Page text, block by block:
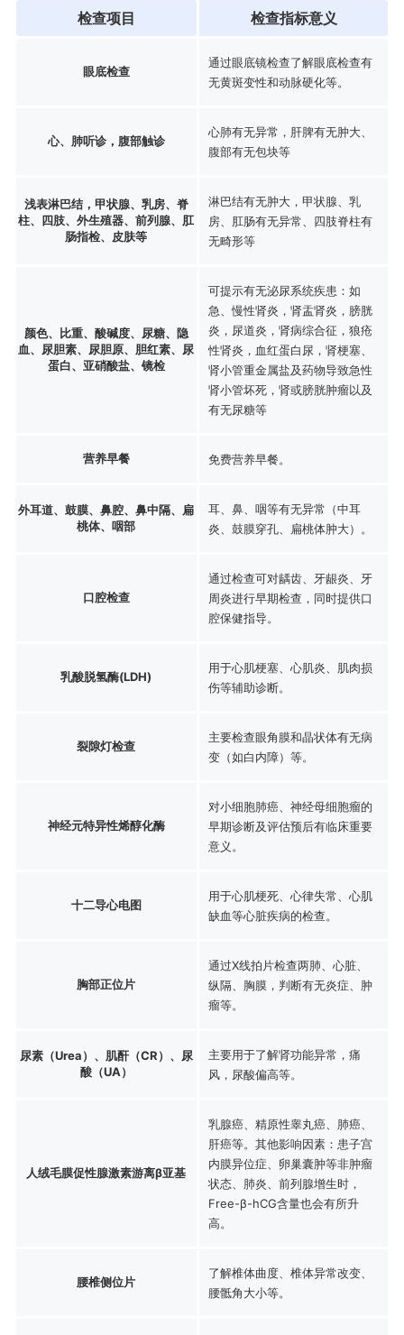
检查项目 检查指标意义
眼底检查
通过眼底镜检查了解眼底检查有
无黄斑变性和动脉硬化等。
心、肺听诊，腹部触诊
心肺有无异常，肝脾有无肿大、
腹部有无包块等
浅表淋巴结，甲状腺、乳房、脊
柱、四肢、外生殖器、前列腺、肛
肠指检、皮肤等
淋巴结有无肿大，甲状腺、乳
房、肛肠有无异常、四肢脊柱有
无畸形等
颜色、比重、酸碱度、尿糖、隐
血、尿胆素、尿胆原、胆红素、尿
蛋白、亚硝酸盐、镜检
可提示有无泌尿系统疾患：如
急、慢性肾炎，肾盂肾炎，膀胱
炎，尿道炎，肾病综合征，狼疮
性肾炎，血红蛋白尿，肾梗塞、
肾小管重金属盐及药物导致急性
肾小管坏死，肾或膀胱肿瘤以及
有无尿糖等
营养早餐 免费营养早餐。
外耳道、鼓膜、鼻腔、鼻中隔、扁
桃体、咽部
耳、鼻、咽等有无异常（中耳
炎、鼓膜穿孔、扁桃体肿大）。
口腔检查
通过检查可对龋齿、牙龈炎、牙
周炎进行早期检查，同时提供口
腔保健指导。
乳酸脱氢酶(LDH)
用于心肌梗塞、心肌炎、肌肉损
伤等辅助诊断。
裂隙灯检查
主要检查眼角膜和晶状体有无病
变（如白内障）等。
神经元特异性烯醇化酶
对小细胞肺癌、神经母细胞瘤的
早期诊断及评估预后有临床重要
意义。
十二导心电图
用于心肌梗死、心律失常、心肌
缺血等心脏疾病的检查。
胸部正位片
通过X线拍片检查两肺、心脏、
纵隔、胸膜，判断有无炎症、肿
瘤等。
尿素（Urea）、肌酐（CR）、尿
酸（UA）
主要用于了解肾功能异常，痛
风，尿酸偏高等。
人绒毛膜促性腺激素游离β亚基
乳腺癌、精原性睾丸癌、肺癌、
肝癌等。其他影响因素：患子宫
内膜异位症、卵巢囊肿等非肿瘤
状态、肺炎、前列腺增生时，
Free-β-hCG含量也会有所升
高。
腰椎侧位片
了解椎体曲度、椎体异常改变、
腰骶角大小等。